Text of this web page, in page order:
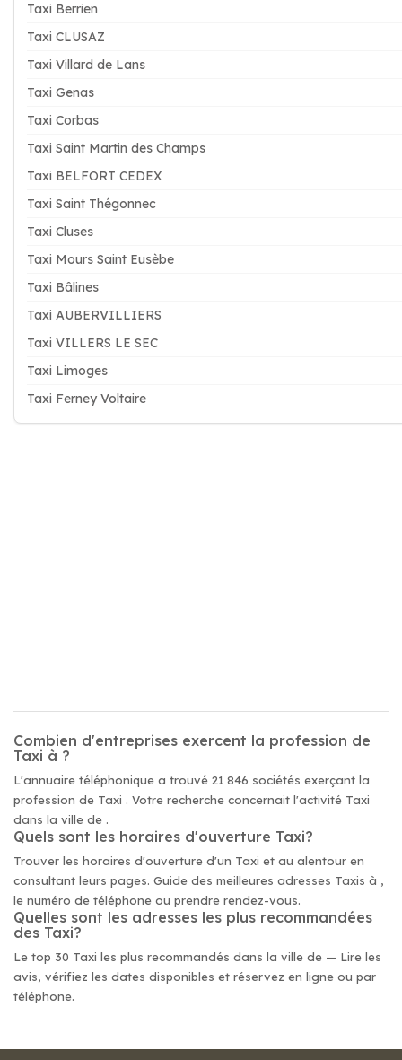
Taxi Berrien
Taxi CLUSAZ
Taxi Villard de Lans
Taxi Genas
Taxi Corbas
Taxi Saint Martin des Champs
Taxi BELFORT CEDEX
Taxi Saint Thégonnec
Taxi Cluses
Taxi Mours Saint Eusèbe
Taxi Bâlines
Taxi AUBERVILLIERS
Taxi VILLERS LE SEC
Taxi Limoges
Taxi Ferney Voltaire
Combien d'entreprises exercent la profession de
Taxi à ?
L'annuaire téléphonique a trouvé 21 846 sociétés exerçant la
profession de Taxi . Votre recherche concernait l'activité Taxi
dans la ville de .
Quels sont les horaires d'ouverture Taxi?
Trouver les horaires d'ouverture d'un Taxi et au alentour en
consultant leurs pages. Guide des meilleures adresses Taxis à ,
le numéro de téléphone ou prendre rendez-vous.
Quelles sont les adresses les plus recommandées
des Taxi?
Le top 30 Taxi les plus recommandés dans la ville de — Lire les
avis, vérifiez les dates disponibles et réservez en ligne ou par
téléphone.